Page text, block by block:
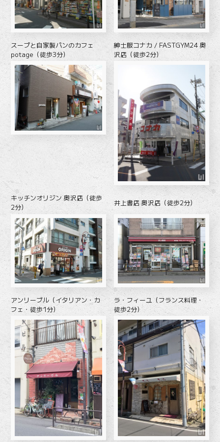
スープと自家製パンのカフェ
potage（徒歩3分）
紳士服コナカ / FASTGYM24 奥
沢店（徒歩2分）
キッチンオリジン 奥沢店（徒歩
2分）
井上書店 奥沢店（徒歩2分）
アンリーブル（イタリアン・カ
フェ・徒歩1分）
ラ・フィーユ（フランス料理・
徒歩2分）